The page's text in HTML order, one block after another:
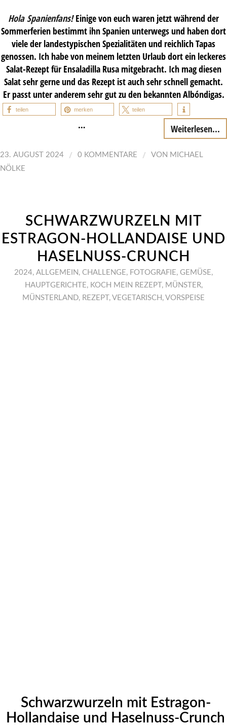
Hola Spanienfans!Einige von euch waren jetzt während der
Sommerferien bestimmt ihn Spanien unterwegs und haben dort
viele der landestypischen Spezialitäten und reichlich Tapas
genossen. Ich habe von meinem letzten Urlaub dort ein leckeres
Salat-Rezept für Ensaladilla Rusa mitgebracht. Ich mag diesen
Salat sehr gerne und das Rezept ist auch sehr schnell gemacht.
Er passt unter anderem sehr gut zu den bekannten Albóndigas.
teilen merken teilen
… Weiterlesen...
23. AUGUST 2024 / 0 KOMMENTARE / VON MICHAEL
NÖLKE
SCHWARZWURZELN MIT
ESTRAGON-HOLLANDAISE UND
HASELNUSS-CRUNCH
2024, ALLGEMEIN , CHALLENGE, FOTOGRAFIE, GEMÜSE,
HAUPTGERICHTE, KOCH MEIN REZEPT , MÜNSTER,
MÜNSTERLAND, REZEPT , VEGETARISCH , VORSPEISE
Schwarzwurzeln mit Estragon-
Hollandaise und Haselnuss-Crunch